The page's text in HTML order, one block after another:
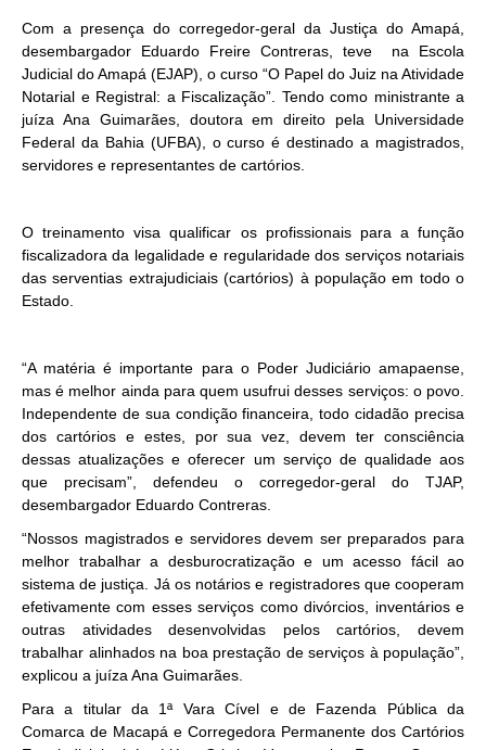
Com a presença do corregedor-geral da Justiça do Amapá,
desembargador Eduardo Freire Contreras, teve na Escola
Judicial do Amapá (EJAP), o curso “O Papel do Juiz na Atividade
Notarial e Registral: a Fiscalização”. Tendo como ministrante a
juíza Ana Guimarães, doutora em direito pela Universidade
Federal da Bahia (UFBA), o curso é destinado a magistrados,
servidores e representantes de cartórios.
O treinamento visa qualificar os profissionais para a função
fiscalizadora da legalidade e regularidade dos serviços notariais
das serventias extrajudiciais (cartórios) à população em todo o
Estado.
“A matéria é importante para o Poder Judiciário amapaense,
mas é melhor ainda para quem usufrui desses serviços: o povo.
Independente de sua condição financeira, todo cidadão precisa
dos cartórios e estes, por sua vez, devem ter consciência
dessas atualizações e oferecer um serviço de qualidade aos
que precisam”, defendeu o corregedor-geral do TJAP,
desembargador Eduardo Contreras.
“Nossos magistrados e servidores devem ser preparados para
melhor trabalhar a desburocratização e um acesso fácil ao
sistema de justiça. Já os notários e registradores que cooperam
efetivamente com esses serviços como divórcios, inventários e
outras atividades desenvolvidas pelos cartórios, devem
trabalhar alinhados na boa prestação de serviços à população”,
explicou a juíza Ana Guimarães.
Para a titular da 1ª Vara Cível e de Fazenda Pública da
Comarca de Macapá e Corregedora Permanente dos Cartórios